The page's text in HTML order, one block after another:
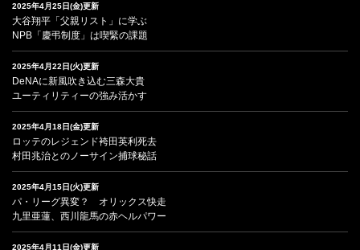
2025年4月25日(金)更新
大谷翔平「父親リスト」に学ぶ
NPB「慶弔制度」は喫緊の課題
2025年4月22日(火)更新
DeNAに新風吹き込む三森大貴
ユーティリティーの強み活かす
2025年4月18日(金)更新
ロッテのレジェンド袴田英利死去
村田兆治とのノーサイン捕球秘話
2025年4月15日(火)更新
パ・リーグ異変？ オリックス快走
九里亜蓮、西川龍馬の赤ヘルパワー
2025年4月11日(金)更新